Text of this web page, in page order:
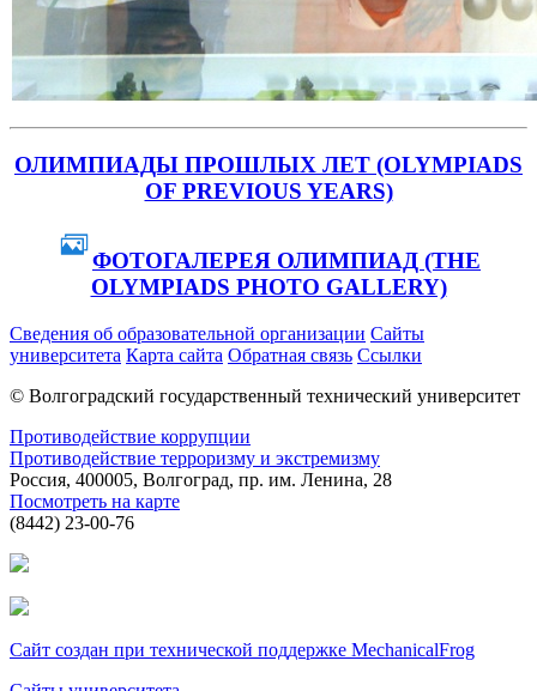
ОЛИМПИАДЫ ПРОШЛЫХ ЛЕТ (OLYMPIADS
OF PREVIOUS YEARS)
ФОТОГАЛЕРЕЯ ОЛИМПИАД (THE
OLYMPIADS PHOTO GALLERY)
Сведения об образовательной организации Сайты
университета Карта сайта Обратная связь Ссылки
© Волгоградский государственный технический университет
Противодействие коррупции
Противодействие терроризму и экстремизму
Россия, 400005, Волгоград, пр. им. Ленина, 28
Посмотреть на карте
(8442) 23-00-76
Сайт создан при технической поддержке MechanicalFrog